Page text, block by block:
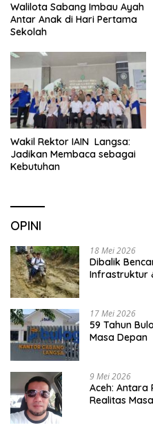
Walilota Sabang Imbau Ayah
Antar Anak di Hari Pertama
Sekolah
Wakil Rektor IAIN Langsa:
Jadikan Membaca sebagai
Kebutuhan
OPINI
18 Mei 2026
Dibalik
Infrastruktur
17 Mei 2026
59 Tahun
Masa Depan
9 Mei 2026
Aceh: Antara
Realitas